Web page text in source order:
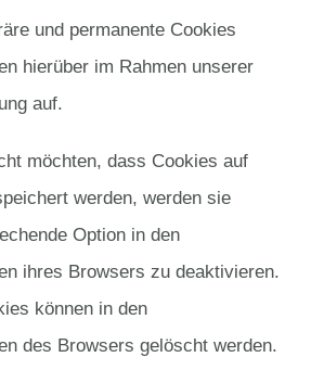
und permanente Cookies
hierüber im Rahmen unserer
auf.
möchten, dass Cookies auf
werden, werden sie
Option in den
ihres Browsers zu deaktivieren.
können in den
des Browsers gelöscht werden.